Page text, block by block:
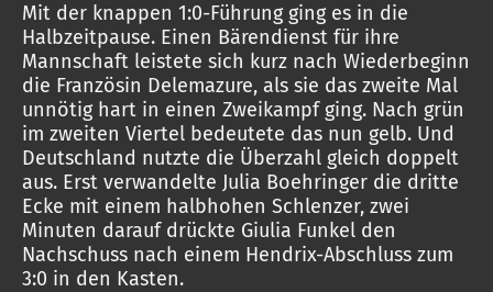
Mit der knappen 1:0-Führung ging es in die
Halbzeitpause. Einen Bärendienst für ihre
Mannschaft leistete sich kurz nach Wiederbeginn
die Französin Delemazure, als sie das zweite Mal
unnötig hart in einen Zweikampf ging. Nach grün
im zweiten Viertel bedeutete das nun gelb. Und
Deutschland nutzte die Überzahl gleich doppelt
aus. Erst verwandelte Julia Boehringer die dritte
Ecke mit einem halbhohen Schlenzer, zwei
Minuten darauf drückte Giulia Funkel den
Nachschuss nach einem Hendrix-Abschluss zum
3:0 in den Kasten.